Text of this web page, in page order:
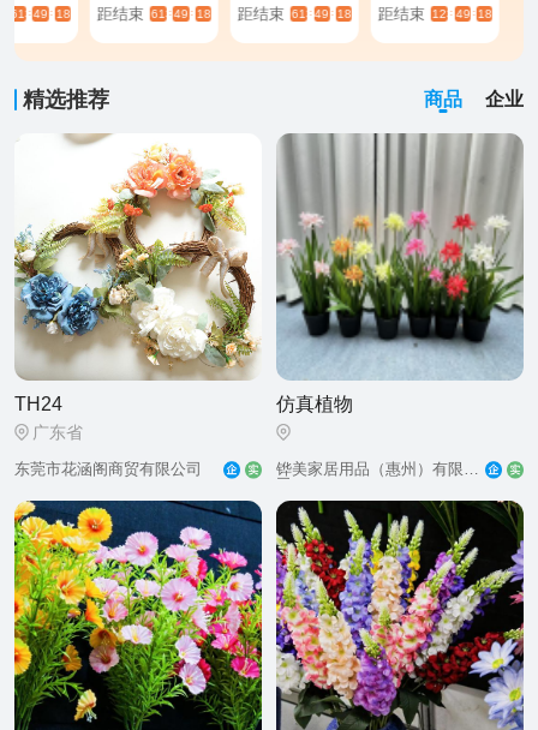
6134
: 49 : 18 距结束 6134
: 49 : 18 距结束 6134
: 49 : 18 距结束 1238
: 49 : 18
精选推荐 商品 企业
TH24
广东省
东莞市花涵阁商贸有限公司
仿真植物
司